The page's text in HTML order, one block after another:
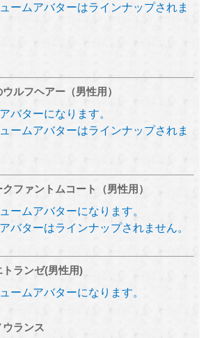
ームアバターはラインナップされま
ルフヘアー（男性用）
バターになります。
ームアバターはラインナップされま
ファントムコート（男性用）
ームアバターになります。
バターはラインナップされません。
ランゼ(男性用)
ームアバターになります。
ランス